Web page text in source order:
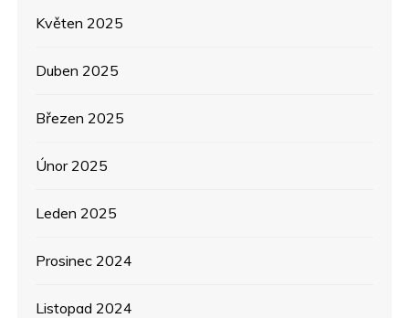
Květen 2025
Duben 2025
Březen 2025
Únor 2025
Leden 2025
Prosinec 2024
Listopad 2024